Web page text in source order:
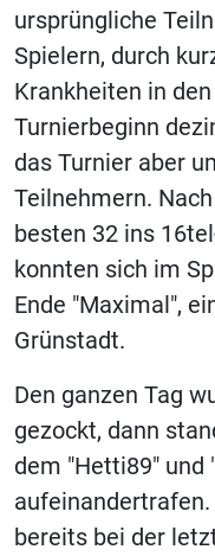
ursprüngliche
Spielern, durch
Krankheiten in
Turnierbeginn
das Turnier aber
Teilnehmern.
besten 32 ins
konnten sich im
Ende "Maximal",
Grünstadt.
Den ganzen Tag
gezockt, dann
dem "Hetti89" und
bereits bei der